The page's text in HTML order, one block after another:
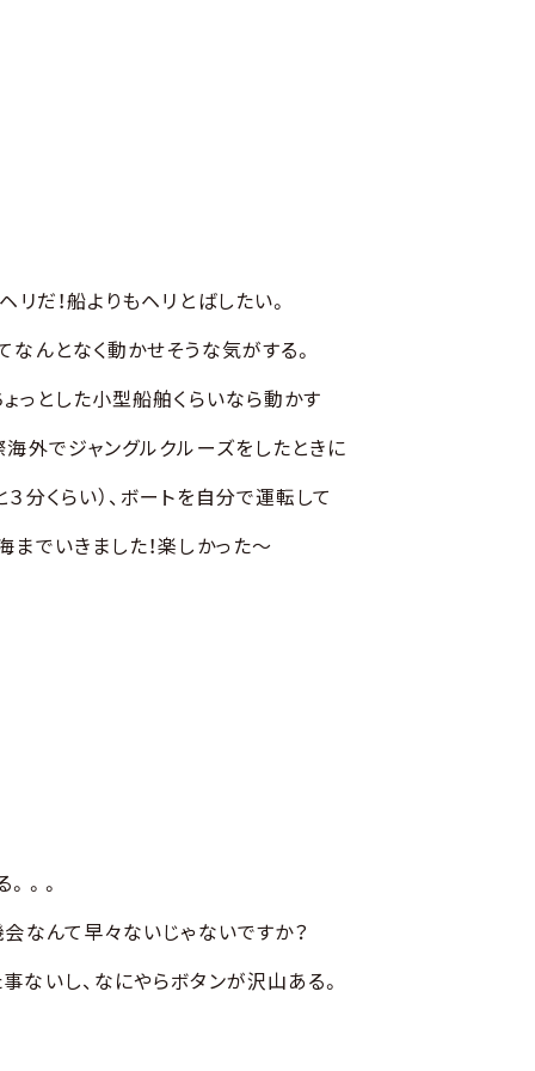
リだ！船よりもヘリとばしたい。
んとなく動かせそうな気がする。
っとした小型船舶くらいなら動かす
外でジャングルクルーズをしたときに
分くらい）、ボートを自分で運転して
でいきました！楽しかった～
。。
なんて早々ないじゃないですか？
ないし、なにやらボタンが沢山ある。